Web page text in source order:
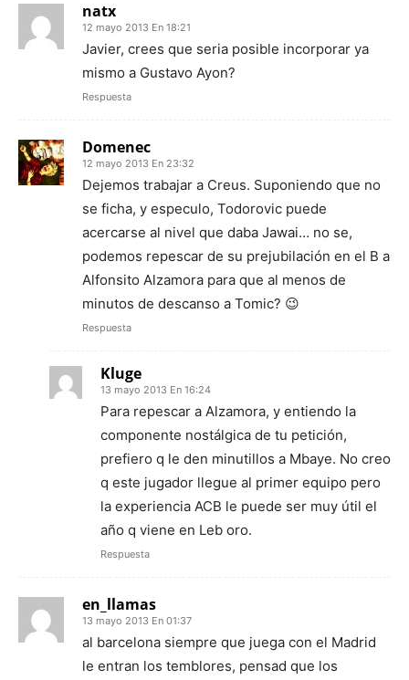
natx
12 mayo 2013 En 18:21
Javier, crees que seria posible incorporar ya
mismo a Gustavo Ayon?
Respuesta
Domenec
12 mayo 2013 En 23:32
Dejemos trabajar a Creus. Suponiendo que no
se ficha, y especulo, Todorovic puede
acercarse al nivel que daba Jawai… no se,
podemos repescar de su prejubilación en el B a
Alfonsito Alzamora para que al menos de
minutos de descanso a Tomic? 😉
Respuesta
Kluge
13 mayo 2013 En 16:24
Para repescar a Alzamora, y entiendo la
componente nostálgica de tu petición,
prefiero q le den minutillos a Mbaye. No creo
q este jugador llegue al primer equipo pero
la experiencia ACB le puede ser muy útil el
año q viene en Leb oro.
Respuesta
en_llamas
13 mayo 2013 En 01:37
al barcelona siempre que juega con el Madrid
le entran los temblores, pensad que los